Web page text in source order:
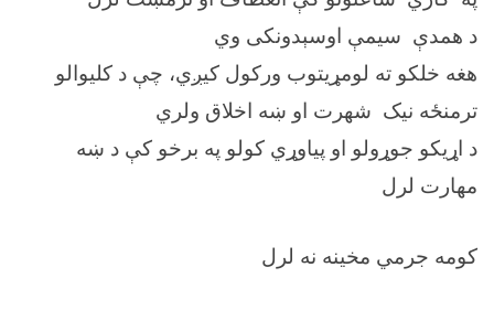
د همدې سیمې اوسېدونکی وي
هغه خلکو ته لومړیتوب ورکول کیږي، چې د کلیوالو
ترمنځه نیک شهرت او ښه اخلاق ولري
د اړیکو جوړولو او پیاوړي کولو په برخو کې د ښه
مهارت لرل
کومه جرمي مخینه نه لرل